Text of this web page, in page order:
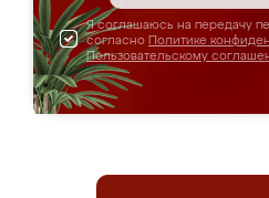
Я соглашаюсь на передачу
согласно Политике
Пользовательскому